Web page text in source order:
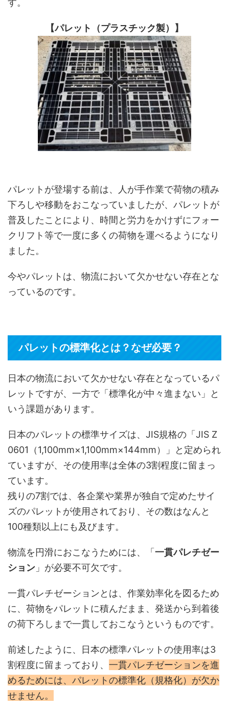
す。
【パレット（プラスチック製）】
パレットが登場する前は、人が手作業で荷物の積み
下ろしや移動をおこなっていましたが、パレットが
普及したことにより、時間と労力をかけずにフォー
クリフト等で一度に多くの荷物を運べるようになり
ました。
今やパレットは、物流において欠かせない存在とな
っているのです。
パレットの標準化とは？なぜ必要？
日本の物流において欠かせない存在となっているパ
レットですが、一方で「標準化が中々進まない」と
いう課題があります。
日本のパレットの標準サイズは、JIS規格の「JIS Z
0601（1,100mm×1,100mm×144mm）」と定められ
ていますが、その使用率は全体の3割程度に留まっ
ています。
残りの7割では、各企業や業界が独自で定めたサイ
ズのパレットが使用されており、その数はなんと
100種類以上にも及びます。
物流を円滑におこなうためには、「 一貫パレチゼー
ション 」が必要不可欠です。
一貫パレチゼーションとは、作業効率化を図るため
に、荷物をパレットに積んだまま、発送から到着後
の荷下ろしまで一貫しておこなうというものです。
前述したように、日本の標準パレットの使用率は3
割程度に留まっており、 一貫パレチゼーションを進
めるためには、パレットの標準化（規格化）が欠か
せません。